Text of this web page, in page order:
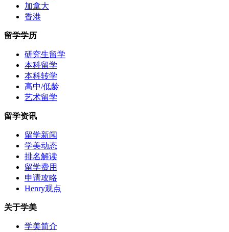
加拿大
香港
留学学历
研究生留学
本科留学
本科转学
高中/低龄
艺术留学
留学资讯
留学新闻
学美动态
排名解读
留学费用
申请攻略
Henry观点
关于学美
学美简介